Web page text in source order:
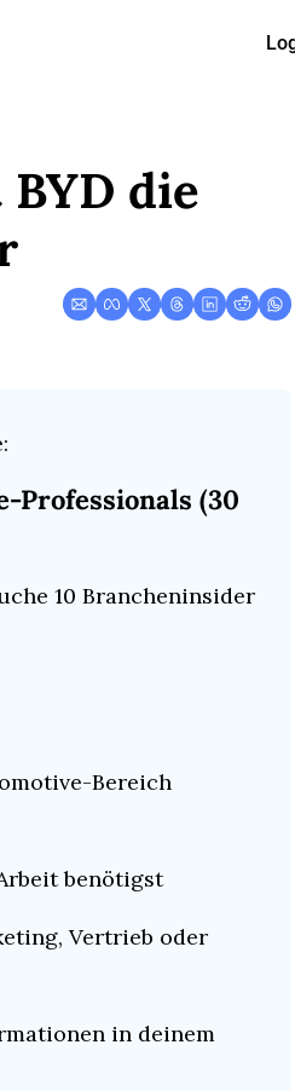
die
Professionals (30
10 Brancheninsider
Bereich
benötigst
Vertrieb oder
in deinem